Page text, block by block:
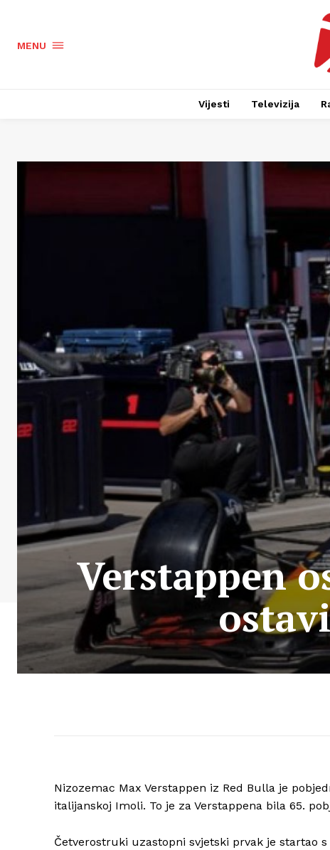
MENU
Vijesti Televizija
Verstappen
Nizozemac Max Verstappen iz Red Bulla je
italijanskoj Imoli. To je za Verstappena bila 65.
Četverostruki uzastopni svjetski prvak je startao